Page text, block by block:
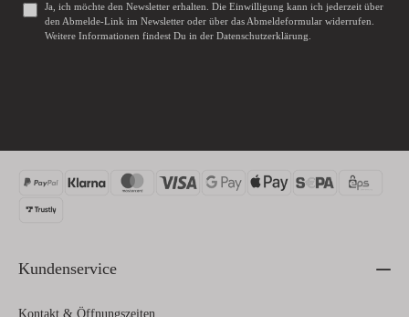
Ja, ich möchte den Newsletter erhalten. Die Einwilligung kann ich jederzeit über
den Abmelde-Link im Newsletter oder über das Abmeldeformularwiderrufen.
Weitere Informationen findest Du in der Datenschutzerklärung
Kundenservice
Kontakt & Öffnungszeiten